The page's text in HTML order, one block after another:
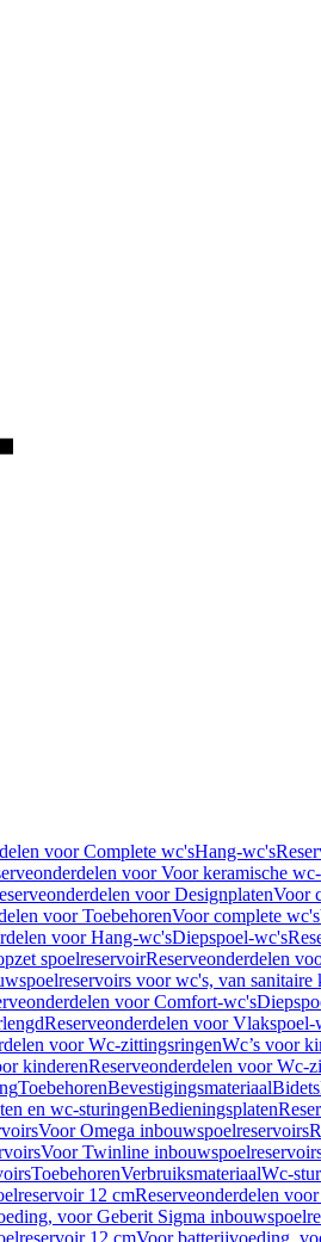
voor Complete wc'sHang-wc's
voor Voor keramische
voor DesignplatenVoor
voor ToebehorenVoor complete wc's
voor Hang-wc'sDiepspoel-wc's
spoelreservoirReserveonderdelen
voor wc's, van sanitaire
voor Comfort-wc's
Reserveonderdelen voor Vlakspoel-
voor Wc-zittingsringenWc’s voor
kinderenReserveonderdelen voor Wc-
ToebehorenBevestigingsmateriaalBidets
en wc-sturingenBedieningsplaten
Voor Omega inbouwspoelreservoirs
Voor Twinline
ToebehorenVerbruiksmateriaalWc-
12 cmReserveonderdelen
voor Geberit Sigma
12 cmVoor batterijvoeding,